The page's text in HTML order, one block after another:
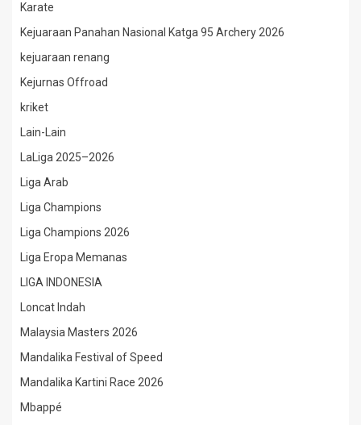
Karate
Kejuaraan Panahan Nasional Katga 95 Archery 2026
kejuaraan renang
Kejurnas Offroad
kriket
Lain-Lain
LaLiga 2025–2026
Liga Arab
Liga Champions
Liga Champions 2026
Liga Eropa Memanas
LIGA INDONESIA
Loncat Indah
Malaysia Masters 2026
Mandalika Festival of Speed
Mandalika Kartini Race 2026
Mbappé